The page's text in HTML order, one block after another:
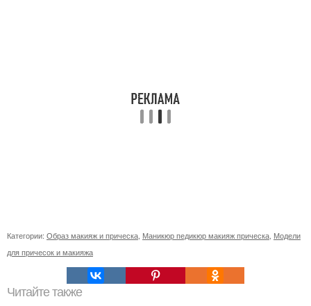
Категории: Образ макияж и прическа Маникюр педикюр макияж прическа Модели
для причесок и макияжа
Читайте также